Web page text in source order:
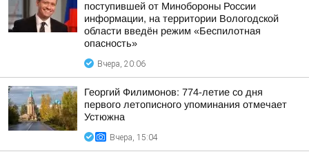
поступившей от Минобороны России
информации, на территории Вологодской
области введён режим «Беспилотная
опасность»
Вчера, 20:06
Георгий Филимонов: 774-летие со дня
первого летописного упоминания отмечает
Устюжна
Вчера, 15:04